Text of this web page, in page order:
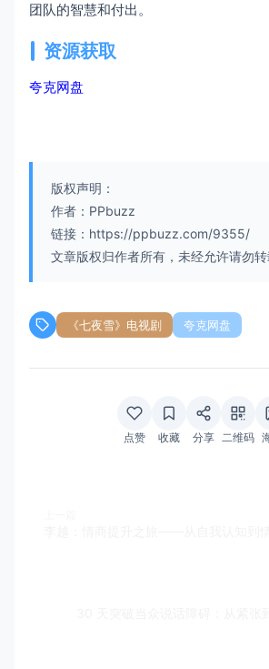
团队的智慧和付出。
资源获取
夸克网盘
版权声明：
作者：PPbuzz
链接：https://ppbuzz.com/9355/
文章版权归作者所有，未经允许请勿转
《七夜雪》电视剧 夸克网盘
点赞 收藏 分享 二维码